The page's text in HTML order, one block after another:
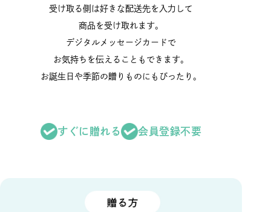
受け取る側は好きな配送先を入力して
商品を受け取れます。
デジタルメッセージカードで
お気持ちを伝えることもできます。
お誕生日や季節の贈りものにもぴったり。
すぐに贈れる 会員登録不要